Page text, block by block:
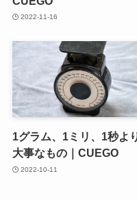
2022-11-16
1グラム、1ミリ、1秒よ
大事なもの｜CUEGO
2022-10-11